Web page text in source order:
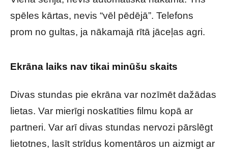
spēles kārtas, nevis “vēl pēdējā”. Telefons
prom no gultas, ja nākamajā rītā jāceļas agri.
Ekrāna laiks nav tikai minūšu skaits
Divas stundas pie ekrāna var nozīmēt dažādas
lietas. Var mierīgi noskatīties filmu kopā ar
partneri. Var arī divas stundas nervozi pārslēgt
lietotnes, lasīt strīdus komentāros un aizmigt ar